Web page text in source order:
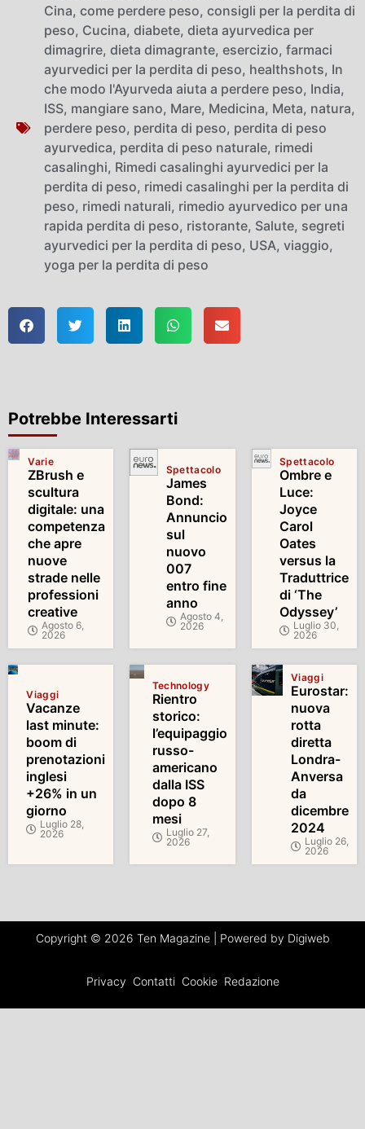
Cina, come perdere peso, consigli per la perdita di
peso, Cucina, diabete, dieta ayurvedica per
dimagrire, dieta dimagrante, esercizio, farmaci
ayurvedici per la perdita di peso, healthshots, In
che modo l'Ayurveda aiuta a perdere peso, India,
ISS, mangiare sano, Mare, Medicina, Meta, natura,
perdere peso, perdita di peso, perdita di peso
ayurvedica, perdita di peso naturale, rimedi
casalinghi, Rimedi casalinghi ayurvedici per la
perdita di peso, rimedi casalinghi per la perdita di
peso, rimedi naturali, rimedio ayurvedico per una
rapida perdita di peso, ristorante, Salute, segreti
ayurvedici per la perdita di peso, USA, viaggio,
yoga per la perdita di peso
Potrebbe Interessarti
Varie
ZBrush e
scultura
digitale: una
competenza
che apre
nuove
strade nelle
professioni
creative
Agosto 6,
2026
Spettacolo
James
Bond:
Annuncio
sul
nuovo
007
entro fine
anno
Agosto 4,
2026
Spettacolo
Ombre e
Luce:
Joyce
Carol
Oates
versus la
Traduttrice
di ‘The
Odyssey’
Luglio 30,
2026
Viaggi
Vacanze
last minute:
boom di
prenotazioni
inglesi
+26% in un
giorno
Luglio 28,
2026
Technology
Rientro
storico:
l’equipaggio
russo-
americano
dalla ISS
dopo 8
mesi
Luglio 27,
2026
Viaggi
Eurostar:
nuova
rotta
diretta
Londra-
Anversa
da
dicembre
2024
Luglio 26,
2026
Copyright © 2026 Ten Magazine | Powered by Digiweb
Privacy Contatti Cookie Redazione